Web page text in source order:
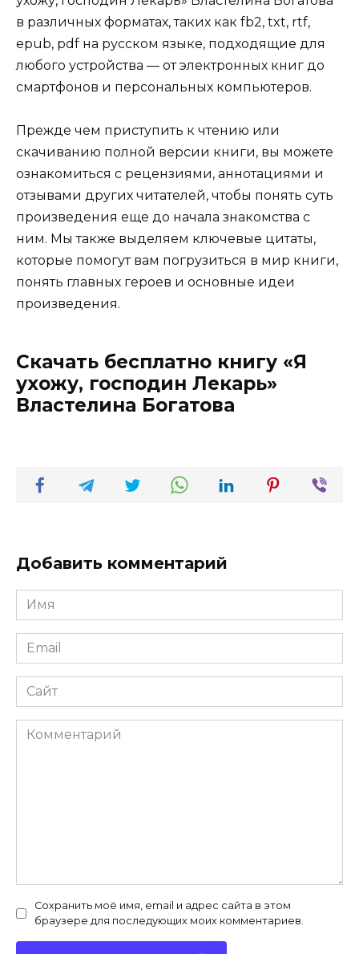
в различных форматах, таких как fb2, txt, rtf,
epub, pdf на русском языке, подходящие для
любого устройства — от электронных книг до
смартфонов и персональных компьютеров.
Прежде чем приступить к чтению или
скачиванию полной версии книги, вы можете
ознакомиться с рецензиями, аннотациями и
отзывами других читателей, чтобы понять суть
произведения еще до начала знакомства с
ним. Мы также выделяем ключевые цитаты,
которые помогут вам погрузиться в мир книги,
понять главных героев и основные идеи
произведения.
Скачать бесплатно книгу «Я
ухожу, господин Лекарь»
Властелина Богатова
Добавить комментарий
Имя
*
Email
*
Сайт
Комментарий
Сохранить моё имя, email и адрес сайта в этом
браузере для последующих моих комментариев.